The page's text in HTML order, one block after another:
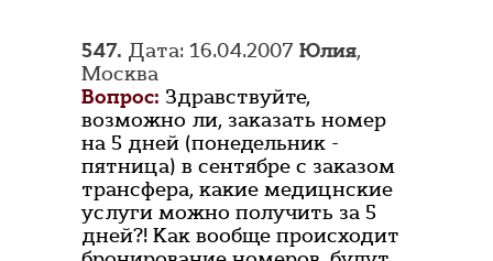
547. Дата: 16.04.2007 Юлия,
Москва
Вопрос: Здравствуйте,
возможно ли, заказать номер
на 5 дней (понедельник -
пятница) в сентябре с заказом
трансфера, какие медицнские
услуги можно получить за 5
дней?! Как вообще происходит